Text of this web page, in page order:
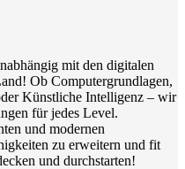
mit den digitalen
Ob Computergrundlagen,
Künstliche Intelligenz – wir
für jedes Level.
und modernen
zu erweitern und fit
und durchstarten!